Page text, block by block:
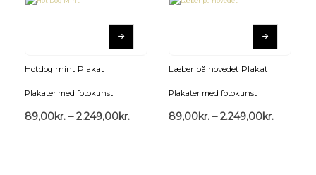
Hotdog mint Plakat
Plakater med fotokunst
89,00kr. – 2.249,00kr.
Læber på hovedet Plakat
Plakater med fotokunst
89,00kr. – 2.249,00kr.